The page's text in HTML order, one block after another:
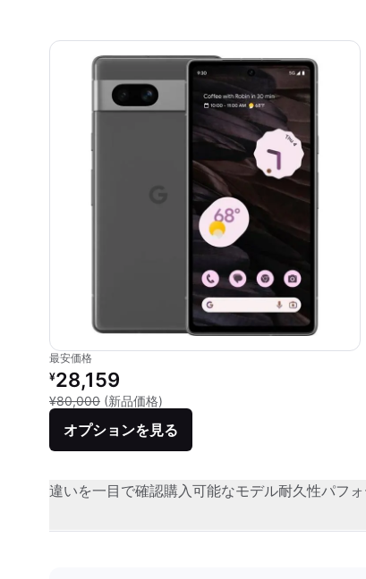
最安価格
リファービッシュ品の価格：
¥28,159
¥80,000 (新品価格)
オプションを見る
違いを一目で確認購入可能なモデル耐久性パフ